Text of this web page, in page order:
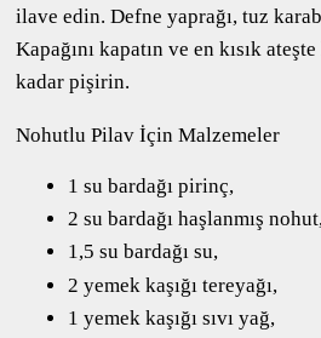
ilave edin. Defne yaprağı, tuz
Kapağını kapatın ve en kısık
kadar pişirin.
Nohutlu Pilav İçin Malzemeler
1 su bardağı pirinç,
2 su bardağı haşlanmış
1,5 su bardağı su,
2 yemek kaşığı tereyağı,
1 yemek kaşığı sıvı yağ,